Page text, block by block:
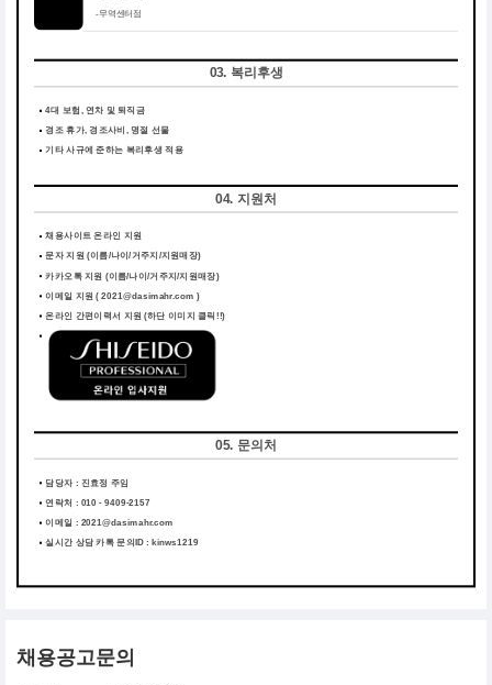
- 무역센터점
03. 복리후생
4대 보험, 연차 및 퇴직금
경조 휴가, 경조사비, 명절 선물
기타 사규에 준하는 복리후생 적용
04. 지원처
채용사이트 온라인 지원
문자 지원 (이름/나이/거주지/지원매장)
카카오톡 지원 (이름/나이/거주지/지원매장)
이메일 지원 ( 2021@dasimahr.com )
온라인 간편이력서 지원 (하단 이미지 클릭!!)
05. 문의처
담당자 : 진효정 주임
연락처 : 010 - 9409-2157
이메일 : 2021@dasimahr.com
실시간 상담 카톡 문의ID : kinws1219
채용공고문의